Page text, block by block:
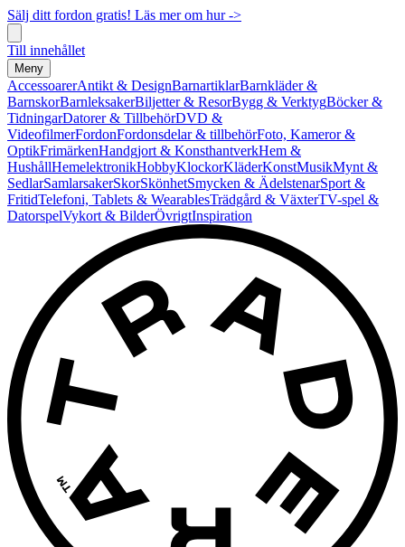
Sälj ditt fordon gratis! Läs mer om hur ->
Till innehållet
Meny
AccessoarerAntikt & DesignBarnartiklarBarnkläder &
BarnskorBarnleksakerBiljetter & ResorBygg & VerktygBöcker &
TidningarDatorer & TillbehörDVD &
VideofilmerFordonFordonsdelar & tillbehörFoto, Kameror &
OptikFrimärkenHandgjort & KonsthantverkHem &
HushållHemelektronikHobbyKlockorKläderKonstMusikMynt &
SedlarSamlarsakerSkorSkönhetSmycken & ÄdelstenarSport &
FritidTelefoni, Tablets & WearablesTrädgård & VäxterTV-spel &
DatorspelVykort & BilderÖvrigtInspiration